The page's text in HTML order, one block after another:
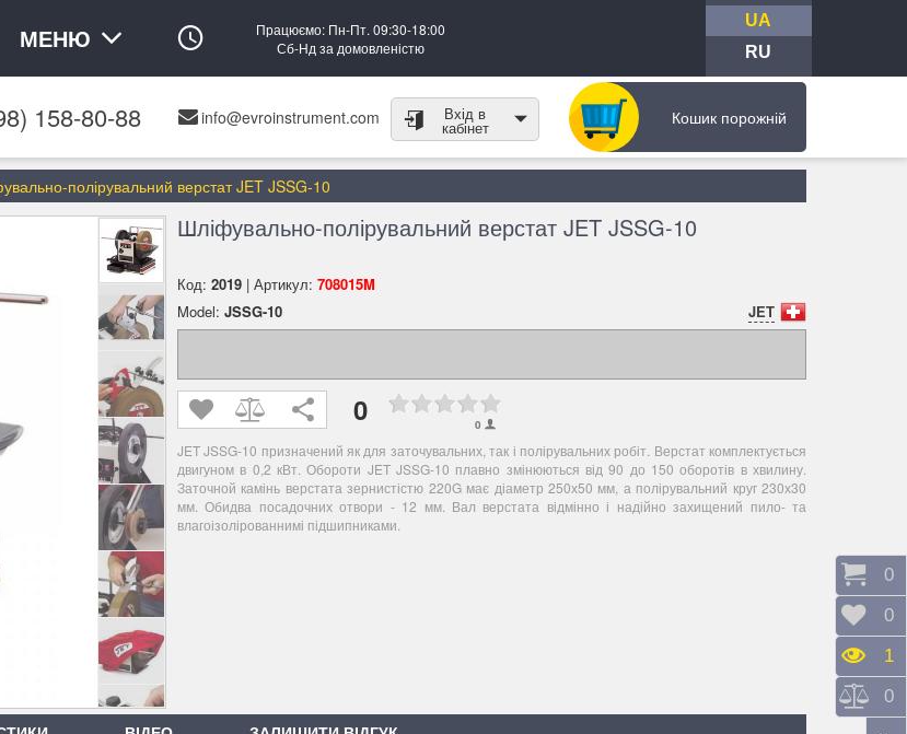
МЕНЮ
Працюємо: Пн-Пт. 09:30-18:00
Сб-Нд за домовленістю
UA
RU
158-80-88 info@evroinstrument.com Вхід в
кабінет Кошик порожній
полірувальний верстат JET JSSG-10
Шліфувально-полірувальний верстат JET JSSG-10
Код: 2019 | Артикул: 708015M
Model: JSSG-10 JET
0 0
JET JSSG-10 призначений як для заточувальних, так і полірувальних робіт. Верстат комплектується
двигуном в 0,2 кВт. Обороти JET JSSG-10 плавно змінюються від 90 до 150 оборотів в хвилину.
Заточной камінь верстата зернистістю 220G має діаметр 250х50 мм, а полірувальний круг 230х30
мм. Обидва посадочних отвори - 12 мм. Вал верстата відмінно і надійно захищений пило- та
влагоізолірованнимі підшипниками.
0
0
1
0